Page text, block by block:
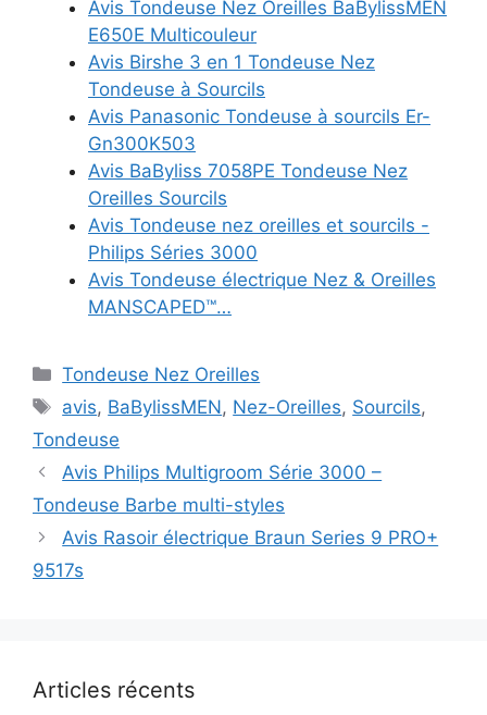
Avis Tondeuse Nez Oreilles BaBylissMEN
E650E Multicouleur
Avis Birshe 3 en 1 Tondeuse Nez
Tondeuse à Sourcils
Avis Panasonic Tondeuse à sourcils Er-
Gn300K503
Avis BaByliss 7058PE Tondeuse Nez
Oreilles Sourcils
Avis Tondeuse nez oreilles et sourcils -
Philips Séries 3000
Avis Tondeuse électrique Nez & Oreilles
MANSCAPED™…
Catégories
Tondeuse Nez Oreilles
Étiquettes
avis, BaBylissMEN, Nez-Oreilles, Sourcils,
Tondeuse
Avis Philips Multigroom Série 3000 –
Tondeuse Barbe multi-styles
Avis Rasoir électrique Braun Series 9 PRO+
9517s
Articles récents